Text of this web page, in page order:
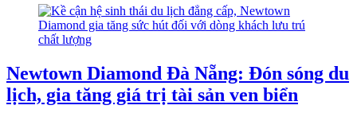
Newtown Diamond Đà Nẵng: Đón sóng du
lịch, gia tăng giá trị tài sản ven biển